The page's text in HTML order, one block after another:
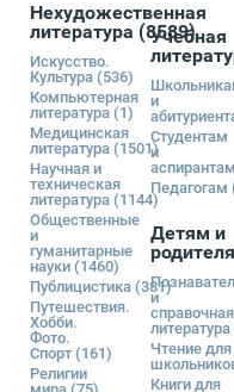
Нехудожественная
литература (8589)
Искусство.
Культура (536)
Компьютерная
литература (1)
Медицинская
литература (1501)
Научная и
техническая
литература (1144)
Общественные
и
гуманитарные
науки (1460)
Публицистика (381)
Путешествия.
Хобби.
Фото.
Спорт(161)
Религии
Учебная
и
Студентам
и
аспирантам
Педагогам
Детям и
и
справочная
литература
Чтение для
Книги для